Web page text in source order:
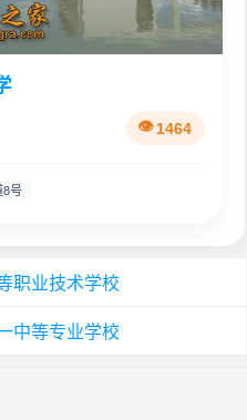
1464
8号
职业技术学校
中等专业学校